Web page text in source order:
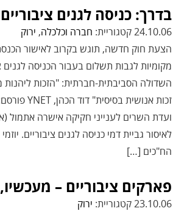
בדרך: כניסה לגנים
24.10.06 קטגוריית: חברה וכלכלה, ירוק
הצעת חוק חדשה, תוגש בקרוב לאישור
מקומיות לגבות תשלום בעבור הכניסה לגנים
השדולה הסביבתית-חברתית: "הזכות ליהנות
ועדת השרים לענייני חקיקה אישרה
לאיסור גביית דמי כניסה לגנים ציבוריים.
הח"כים […]
פארקים ציבוריים –
23.10.06 קטגוריית:
ירוק